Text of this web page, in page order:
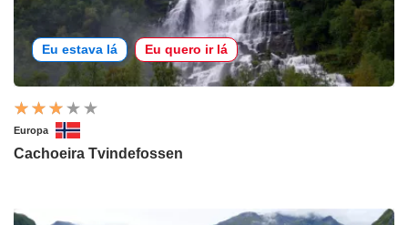
Eu estava lá Eu quero ir lá
Europa
Cachoeira Tvindefossen